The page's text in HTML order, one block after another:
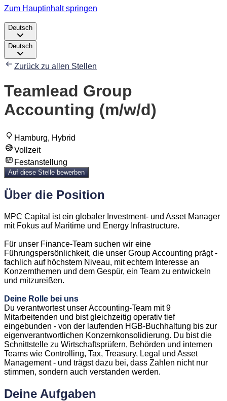
Zum Hauptinhalt springen
Deutsch
Deutsch
Zurück zu allen Stellen
Teamlead Group
Accounting (m/w/d)
Hamburg, Hybrid
Vollzeit
Festanstellung
Auf diese Stelle bewerben
Über die Position
MPC Capital ist ein globaler Investment- und Asset Manager
mit Fokus auf Maritime und Energy Infrastructure.
Für unser Finance-Team suchen wir eine
Führungspersönlichkeit, die unser Group Accounting prägt -
fachlich auf höchstem Niveau, mit echtem Interesse an
Konzernthemen und dem Gespür, ein Team zu entwickeln
und mitzureißen.
Deine Rolle bei uns
Du verantwortest unser Accounting-Team mit 9
Mitarbeitenden und bist gleichzeitig operativ tief
eingebunden - von der laufenden HGB-Buchhaltung bis zur
eigenverantwortlichen Konzernkonsolidierung. Du bist die
Schnittstelle zu Wirtschaftsprüfern, Behörden und internen
Teams wie Controlling, Tax, Treasury, Legal und Asset
Management - und trägst dazu bei, dass Zahlen nicht nur
stimmen, sondern auch verstanden werden.
Deine Aufgaben